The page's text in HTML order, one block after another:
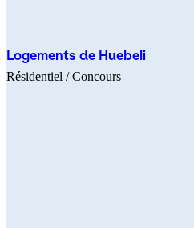
Logements de Huebeli
Résidentiel / Concours